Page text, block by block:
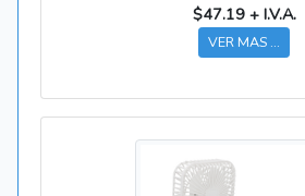
$47.19 + I.V.A.
VER MAS ...